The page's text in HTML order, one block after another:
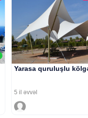
Yarasa quruluşlu
5 il əvvəl